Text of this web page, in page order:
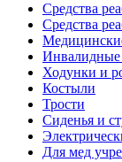
Средства
Средства
Инвалидные
Ходунки и
Костыли
Трости
Сиденья и
Для мед